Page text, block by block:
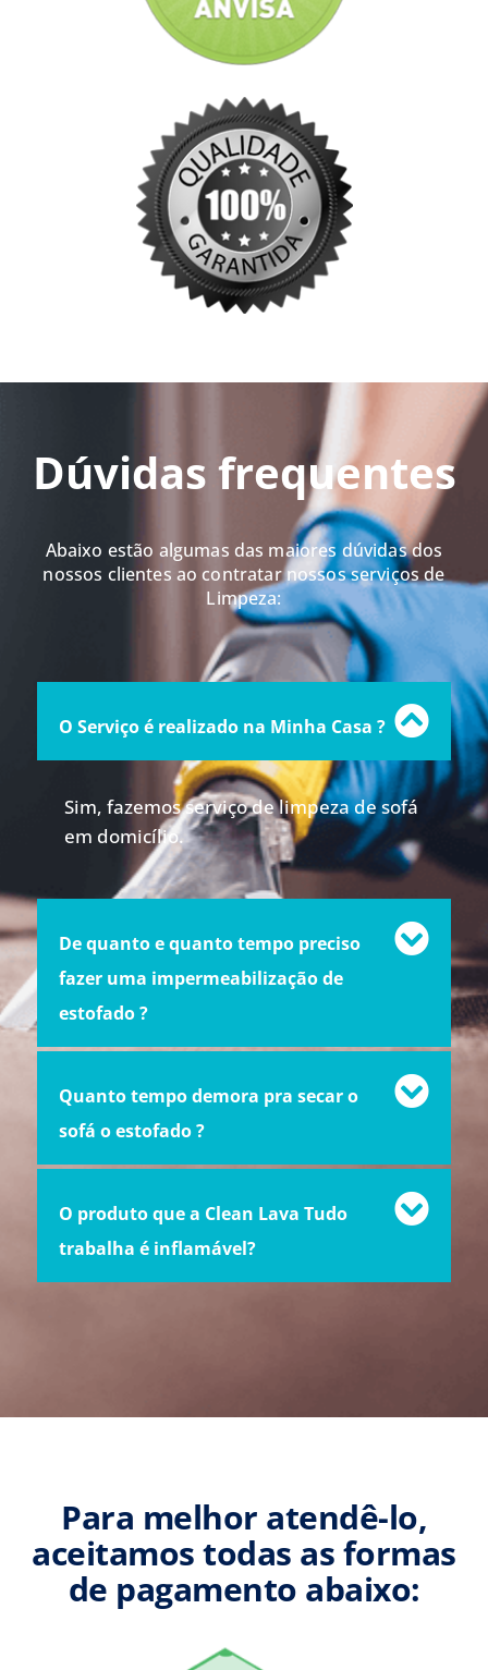
Dúvidas frequentes
Abaixo estão algumas das maiores dúvidas dos
nossos clientes ao contratar nossos serviços de
Limpeza:
O Serviço é realizado na Minha Casa ?
Sim, fazemos serviço de limpeza de sofá
em domicílio.
De quanto e quanto tempo preciso
fazer uma impermeabilização de
estofado ?
Quanto tempo demora pra secar o
sofá o estofado ?
O produto que a Clean Lava Tudo
trabalha é inflamável?
Para melhor atendê-lo,
aceitamos todas as formas
de pagamento abaixo: